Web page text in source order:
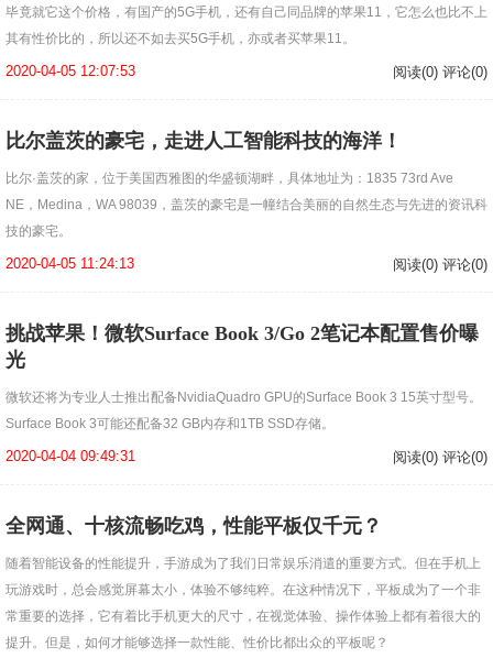
毕竟就它这个价格，有国产的5G手机，还有自己同品牌的苹果11，它怎么也比不上
其有性价比的，所以还不如去买5G手机，亦或者买苹果11。
2020-04-05 12:07:53 阅读(0) 评论(0)
比尔盖茨的豪宅，走进人工智能科技的海洋！
比尔·盖茨的家，位于美国西雅图的华盛顿湖畔，具体地址为：1835 73rd Ave
NE，Medina，WA 98039，盖茨的豪宅是一幢结合美丽的自然生态与先进的资讯科
技的豪宅。
2020-04-05 11:24:13 阅读(0) 评论(0)
挑战苹果！微软Surface Book 3/Go 2笔记本配置售价曝
光
微软还将为专业人士推出配备NvidiaQuadro GPU的Surface Book 3 15英寸型号。
Surface Book 3可能还配备32 GB内存和1TB SSD存储。
2020-04-04 09:49:31 阅读(0) 评论(0)
全网通、十核流畅吃鸡，性能平板仅千元？
随着智能设备的性能提升，手游成为了我们日常娱乐消遣的重要方式。但在手机上
玩游戏时，总会感觉屏幕太小，体验不够纯粹。在这种情况下，平板成为了一个非
常重要的选择，它有着比手机更大的尺寸，在视觉体验、操作体验上都有着很大的
提升。但是，如何才能够选择一款性能、性价比都出众的平板呢？